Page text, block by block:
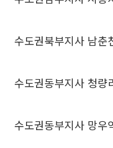
수도권북부지사 남춘
수도권동부지사 청량
수도권동부지사 망우